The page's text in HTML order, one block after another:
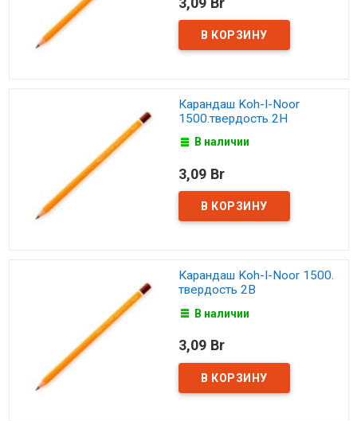
Карандаш Koh-I-Noor
1500.твердость 2H
В наличии
3,09 Br
Карандаш Koh-I-Noor 1500.
твердость 2B
В наличии
3,09 Br